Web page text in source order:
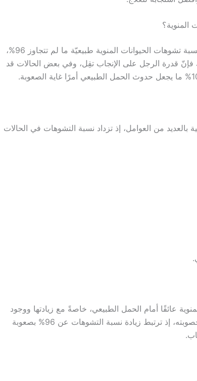
المنوية؟
وفقًا لمنظمة الصحة العالمية، تكون نسبة تشوهات الحيوانات المنوية طبيعيّة ما لم تتجاوز 96%،
قدرة الرجل على الإنجاب تقِل، وفي بعض الحالات قد
بالعديد من العوامل، إذ تزداد نسبة التشوهات في الحالات
عائقًا أمام الحمل الطبيعي، خاصةً مع زيادتها ووجود
عوامل أُخرى لدى المريض تؤثِّر في خصوبته، إذ ترتبط زيادة نسبة التشوهات عن 96% بصعوبة